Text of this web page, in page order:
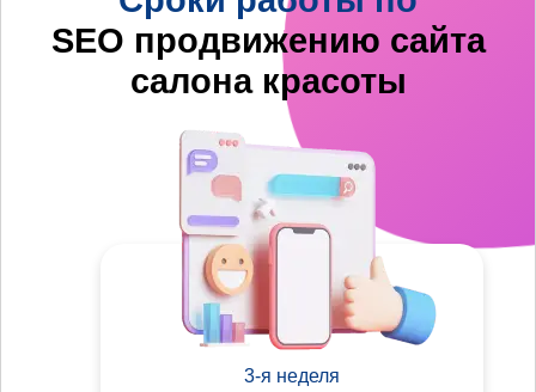
SEO продвижению сайта
салона красоты
3-я неделя